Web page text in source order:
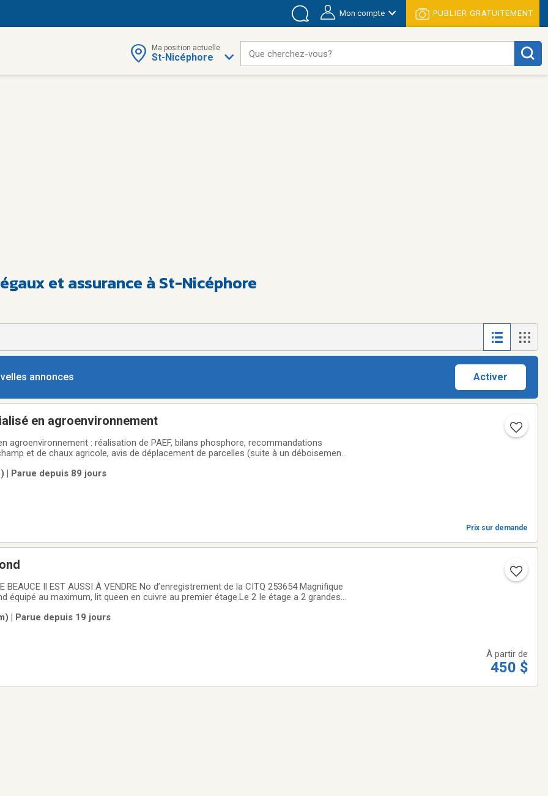
Mon compte PUBLIER GRATUITEMENT
Ma position actuelle
St-Nicéphore Que cherchez-vous?
et assurance à St-Nicéphore
annonces Activer
en agroenvironnement
agroenvironnement : réalisation de PAEF, bilans phosphore, recommandations
et de chaux agricole, avis de déplacement de parcelles (suite à un déboisement,
le cheptel,
| Parue depuis 89 jours
Prix sur demande
Il EST AUSSI À VENDRE No d’enregistrement de la CITQ 253654 Magnifique
au maximum, lit queen en cuivre au premier étage.Le 2 Ie étage a 2 grandes
l'écart du
| Parue depuis 19 jours
À partir de
450 $